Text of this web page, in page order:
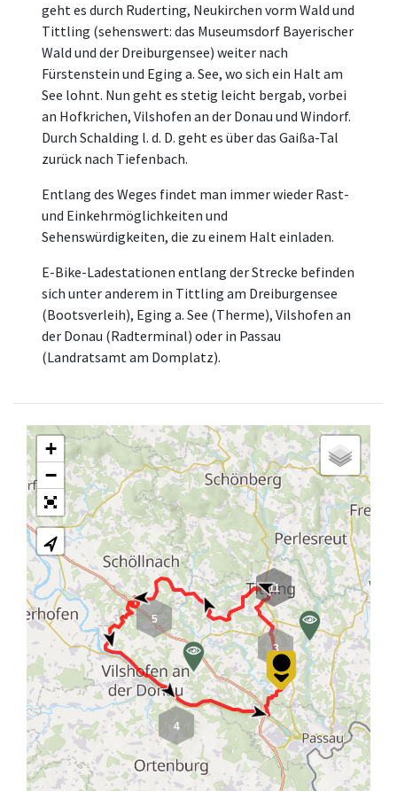
geht es durch Ruderting, Neukirchen vorm Wald und
Tittling (sehenswert: das Museumsdorf Bayerischer
Wald und der Dreiburgensee) weiter nach
Fürstenstein und Eging a. See, wo sich ein Halt am
See lohnt. Nun geht es stetig leicht bergab, vorbei
an Hofkrichen, Vilshofen an der Donau und Windorf.
Durch Schalding l. d. D. geht es über das Gaißa-Tal
zurück nach Tiefenbach.
Entlang des Weges findet man immer wieder Rast-
und Einkehrmöglichkeiten und
Sehenswürdigkeiten, die zu einem Halt einladen.
E-Bike-Ladestationen entlang der Strecke befinden
sich unter anderem in Tittling am Dreiburgensee
(Bootsverleih), Eging a. See (Therme), Vilshofen an
der Donau (Radterminal) oder in Passau
(Landratsamt am Domplatz).
3
4
11
5
+
−